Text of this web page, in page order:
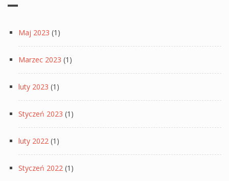
Maj 2023 (1)
Marzec 2023 (1)
luty 2023 (1)
Styczeń 2023 (1)
luty 2022 (1)
Styczeń 2022 (1)